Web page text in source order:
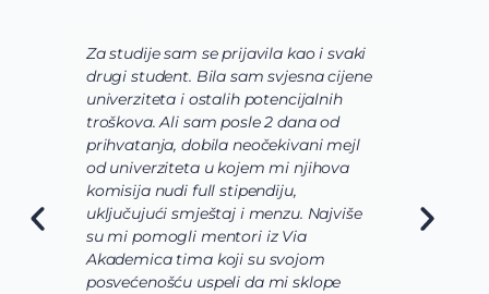
Za studije sam se prijavila kao i svaki
drugi student. Bila sam svjesna cijene
univerziteta i ostalih potencijalnih
troškova. Ali sam posle 2 dana od
prihvatanja, dobila neočekivani mejl
od univerziteta u kojem mi njihova
komisija nudi full stipendiju,
uključujući smještaj i menzu. Najviše
su mi pomogli mentori iz Via
Akademica tima koji su svojom
posvećenošću uspeli da mi sklope